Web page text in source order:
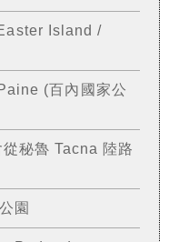
Island /
(百內國家公
秘魯 Tacna 陸路
園